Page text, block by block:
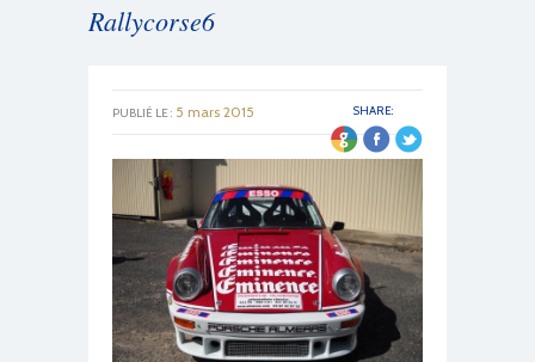
Rallycorse6
SHARE:
PUBLIÉ LE : 5 mars 2015